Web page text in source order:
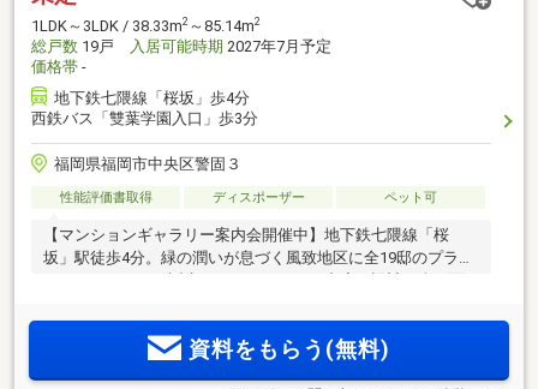
1LDK～3LDK / 38.33m2 ～85.14m2
総戸数 19戸 入居可能時期 2027年7月予定
価格帯 -
地下鉄七隈線「桜坂」歩4分
西鉄バス「雙葉学園入口」歩3分
福岡県福岡市中央区警固３
性能評価書取得 ディスポーザー ペット可
【マンションギャラリー案内会開催中】地下鉄七隈線「桜
坂」駅徒歩4分。緑の潤いが息づく風致地区に全19邸のプライ
資料をもらう(無料)